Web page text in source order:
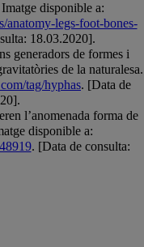
disponible a:
anatomy-legs-foot-bones-
18.03.2020].
generadors de formes i
de la naturalesa.
tag/hyphas. [Data de
l’anomenada forma de
disponible a:
. [Data de consulta: